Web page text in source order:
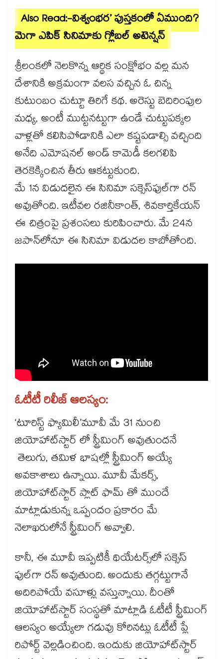
Also Read:-విశ్వంభర’ పుస్తకంలో ఏముంది?
మెగా ఎపిక్ సినిమాకు గ్లోబల్ అటెన్షన్
శ్రీలంకలో నెలకొన్న ఆర్థిక సంక్షోభం వల్ల మన
దేశానికి అక్రమంగా వలస వచ్చిన ఓ చిన్న
కుటుంబం చుట్టూ తిరిగే కథ. అరెస్టు బెదిరింపుల
మధ్య, అంటీ ముట్టనట్టుగా ఉండే చుట్టుపక్కల
వాళ్లతో కలిసిపోడానికి ఎలా కష్టపడాల్సి వచ్చింది
అనేది ఎమోషనల్‌‌ అండ్‌‌ కామెడీ కలగలిపి
తెరకెక్కించిన తీరు ఆకట్టుకుంది.
మే 1న విడుదలైన ఈ సినిమా సక్సెస్‌‌ఫుల్‌‌గా రన్
అవుతోంది. ఇటీవల రజినీకాంత్, శివకార్తికేయన్
ఈ చిత్రంపై ప్రశంసలు కురిపించారు. మే 24న
జపాన్‌‌లోనూ ఈ సినిమా విడుదల కాబోతోంది.
ఓటీటీ రిలీజ్ ఆలస్యం:
‘టూరిస్ట్‌‌ ఫ్యామిలీ’మూవీ మే 31 నుంచి
జియోహాట్‌స్టార్ లో స్ట్రీమింగ్ అవుతుందనే
తెలుగు, తమిళ భాషల్లో స్ట్రీమింగ్ అయ్యే
అవకాశాలు ఉన్నాయి. మూవీ మేకర్స్,
జియోహాట్‍స్టార్ ప్లాట్ ఫామ్ తో ముందే
మాట్లాడుకున్న ఒప్పందం ప్రకారం మే
నెలాఖరులోనే స్ట్రీమింగ్ అవ్వాలి.
కానీ, ఈ మూవీ ఇప్పటికీ థియేటర్స్⁬లో సక్సెస్
ఫుల్⁬గా రన్ అవుతుంది. అందుకు తగ్గట్టుగానే
అదిరిపోయే వసూళ్లు వస్తున్నాయి. దీంతో
జియోహాట్‍స్టార్ సంస్థతో మాట్లాడి ఓటీటీ స్ట్రీమింగ్
ఆలస్యం అయ్యేలా గడువు కోరినట్లు ఓటీటీ ప్లే
రిపోర్ట్ వెల్లడించింది. ఇందుకు జియోహాట్‍స్టార్